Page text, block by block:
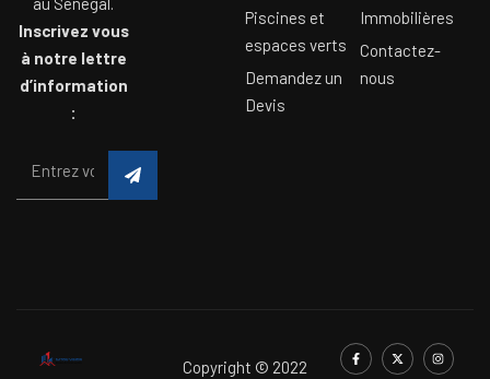
Inscrivez vous
à notre lettre
d’information
:
Piscines et
espaces verts
Demandez un
Devis
Immobilières
Contactez-
nous
Copyright © 2022